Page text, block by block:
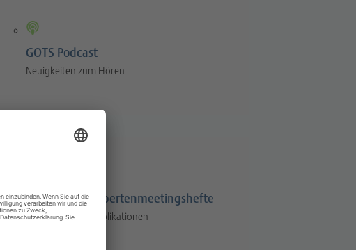
GOTS Podcast
Neuigkeiten zum Hören
Expertenmeetingshefte
Publikationen